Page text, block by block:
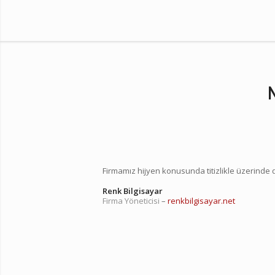
Firmamız hijyen konusunda titizlikle üzerinde
Renk Bilgisayar
Firma Yöneticisi – renkbilgisayar.net